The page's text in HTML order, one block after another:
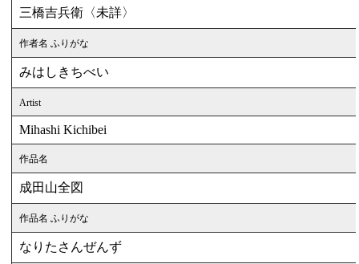
三橋吉兵衛〈未詳〉
作者名 ふりがな
みはしきちべい
Artist
Mihashi Kichibei
作品名
成田山全図
作品名 ふりがな
なりたさんぜんず